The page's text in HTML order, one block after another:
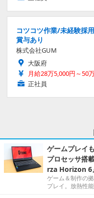
コツコツ作業/未経験採
賞与あり
株式会社GUM
大阪府
月給28万5,000円～50
正社員
ゲームプレイ
プロセッサ搭
rza Horizon 6
ゲーム＆制作の
プレイ。放熱性